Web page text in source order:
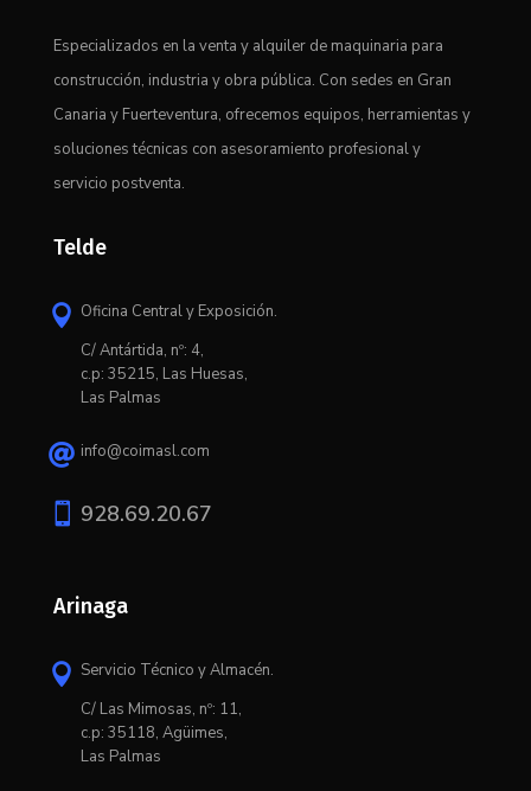
Especializados en la venta y alquiler de maquinaria para
construcción, industria y obra pública. Con sedes en Gran
Canaria y Fuerteventura, ofrecemos equipos, herramientas y
soluciones técnicas con asesoramiento profesional y
servicio postventa.
Telde
 Oficina Central y Exposición.
C/ Antártida, nº: 4,
c.p: 35215, Las Huesas,
Las Palmas
 info@coimasl.com
 928.69.20.67
Arinaga
 Servicio Técnico y Almacén.
C/ Las Mimosas, nº: 11,
c.p: 35118, Agüimes,
Las Palmas